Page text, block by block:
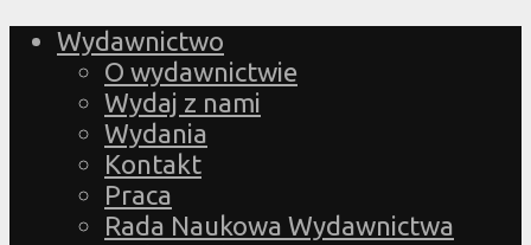
Wydawnictwo
O wydawnictwie
Wydaj z nami
Wydania
Kontakt
Praca
Rada Naukowa Wydawnictwa